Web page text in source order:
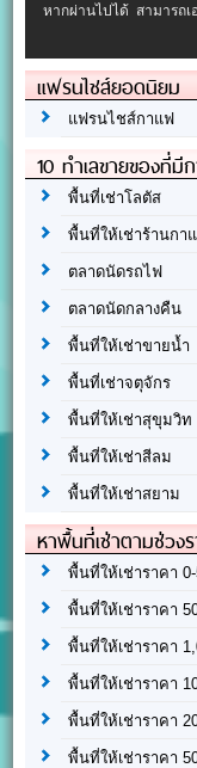
หากผ่านไปได้ สามารถ
แฟรนไชส์ยอดนิยม
แฟรนไชส์กาแฟ
10 ทำเลขายของที่
พื้นที่เช่าโลตัส
พื้นที่ให้เช่าร้านกา
ตลาดนัดรถไฟ
ตลาดนัดกลางคืน
พื้นที่ให้เช่าขายน้ำ
พื้นที่เช่าจตุจักร
พื้นที่ให้เช่าสุขุมวิท
พื้นที่ให้เช่าสีลม
พื้นที่ให้เช่าสยาม
หาพื้นที่เช่าตามช่วง
พื้นที่ให้เช่าราคา
พื้นที่ให้เช่าราคา
พื้นที่ให้เช่าราคา
พื้นที่ให้เช่าราคา
พื้นที่ให้เช่าราคา
พื้นที่ให้เช่าราคา